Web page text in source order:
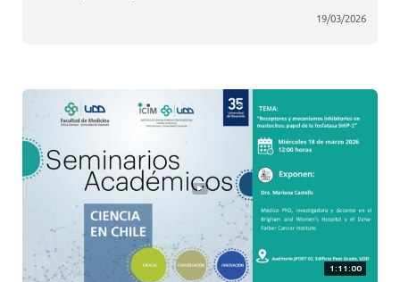
19/03/2026
1:11:00